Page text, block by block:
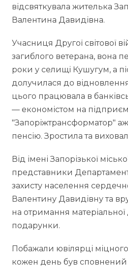
відсвяткувала жителька
Валентина Давидівна.
Учасниця Другої світової
загиблого ветерана, вона
роки у селищі Кушугум, а
долучилася до
цього працювала в
— економістом на
"Запоріжтрансформатор"
пенсію. Зростила та
Від імені Запорізької
представники
захисту населення
Валентину Давидівну та
на отримання
подарунки.
Побажали ювілярці
кожен день був